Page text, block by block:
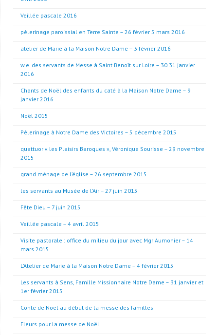
Veillée pascale 2016
pèlerinage paroissial en Terre Sainte – 26 février 5 mars 2016
atelier de Marie à la Maison Notre Dame – 3 février 2016
w.e. des servants de Messe à Saint Benoît sur Loire – 30 31 janvier
2016
Chants de Noël des enfants du caté à la Maison Notre Dame – 9
janvier 2016
Noël 2015
Pèlerinage à Notre Dame des Victoires – 5 décembre 2015
quattuor « les Plaisirs Baroques », Véronique Sourisse – 29 novembre
2015
grand ménage de l’église – 26 septembre 2015
les servants au Musée de l’Air – 27 juin 2015
Fête Dieu – 7 juin 2015
Veillée pascale – 4 avril 2015
Visite pastorale : office du milieu du jour avec Mgr Aumonier – 14
mars 2015
L’Atelier de Marie à la Maison Notre Dame – 4 février 2015
Les servants à Sens, Famille Missionnaire Notre Dame – 31 janvier et
1er février 2015
Conte de Noël au début de la messe des familles
Fleurs pour la messe de Noël